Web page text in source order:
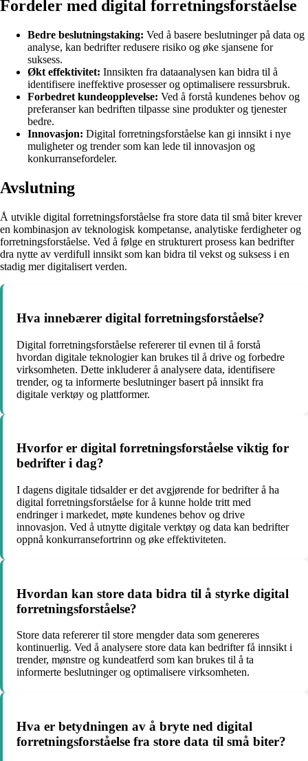
Fordeler med digital forretningsforståelse
Bedre beslutningstaking: Ved å basere beslutninger på data og
analyse, kan bedrifter redusere risiko og øke sjansene for
suksess.
Økt effektivitet: Innsikten fra dataanalysen kan bidra til å
identifisere ineffektive prosesser og optimalisere ressursbruk.
Forbedret kundeopplevelse: Ved å forstå kundenes behov og
preferanser kan bedriften tilpasse sine produkter og tjenester
bedre.
Innovasjon: Digital forretningsforståelse kan gi innsikt i nye
muligheter og trender som kan lede til innovasjon og
konkurransefordeler.
Avslutning
Å utvikle digital forretningsforståelse fra store data til små biter krever
en kombinasjon av teknologisk kompetanse, analytiske ferdigheter og
forretningsforståelse. Ved å følge en strukturert prosess kan bedrifter
dra nytte av verdifull innsikt som kan bidra til vekst og suksess i en
stadig mer digitalisert verden.
Hva innebærer digital forretningsforståelse?
Digital forretningsforståelse refererer til evnen til å forstå
hvordan digitale teknologier kan brukes til å drive og forbedre
virksomheten. Dette inkluderer å analysere data, identifisere
trender, og ta informerte beslutninger basert på innsikt fra
digitale verktøy og plattformer.
Hvorfor er digital forretningsforståelse viktig for
bedrifter i dag?
I dagens digitale tidsalder er det avgjørende for bedrifter å ha
digital forretningsforståelse for å kunne holde tritt med
endringer i markedet, møte kundenes behov og drive
innovasjon. Ved å utnytte digitale verktøy og data kan bedrifter
oppnå konkurransefortrinn og øke effektiviteten.
Hvordan kan store data bidra til å styrke digital
forretningsforståelse?
Store data refererer til store mengder data som genereres
kontinuerlig. Ved å analysere store data kan bedrifter få innsikt i
trender, mønstre og kundeatferd som kan brukes til å ta
informerte beslutninger og optimalisere virksomheten.
Hva er betydningen av å bryte ned digital
forretningsforståelse fra store data til små biter?